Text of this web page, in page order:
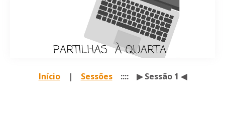
Início| Sessões:::: ▶ Sessão 1 ◀